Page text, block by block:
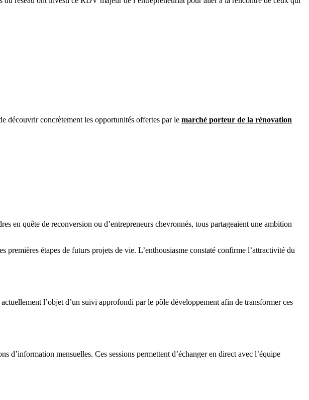
découvrir concrètement les opportunités offertes par le marché porteur de la rénovation
en quête de reconversion ou d’entrepreneurs chevronnés, tous partageaient une ambition
étapes de futurs projets de vie. L’enthousiasme constaté confirme l’attractivité du
l’objet d’un suivi approfondi par le pôle développement afin de transformer ces
d’information mensuelles. Ces sessions permettent d’échanger en direct avec l’équipe